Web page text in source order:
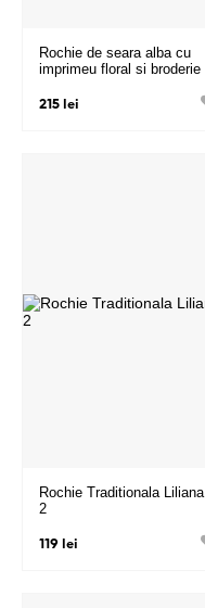
Rochie de seara alba cu
imprimeu floral si broderie
215 lei
Rochie Traditionala Liliana
2
119 lei